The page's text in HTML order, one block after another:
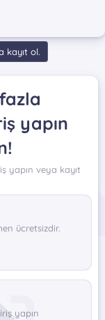
kayıt ol.
yapın
yapın veya kayıt
ücretsizdir.
yapın